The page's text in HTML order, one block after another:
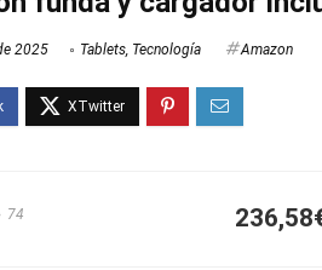
2025 Tablets, Tecnología Amazon
74